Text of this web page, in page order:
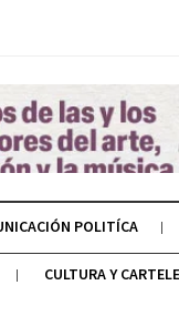
POLITÍCA
CULTURA Y